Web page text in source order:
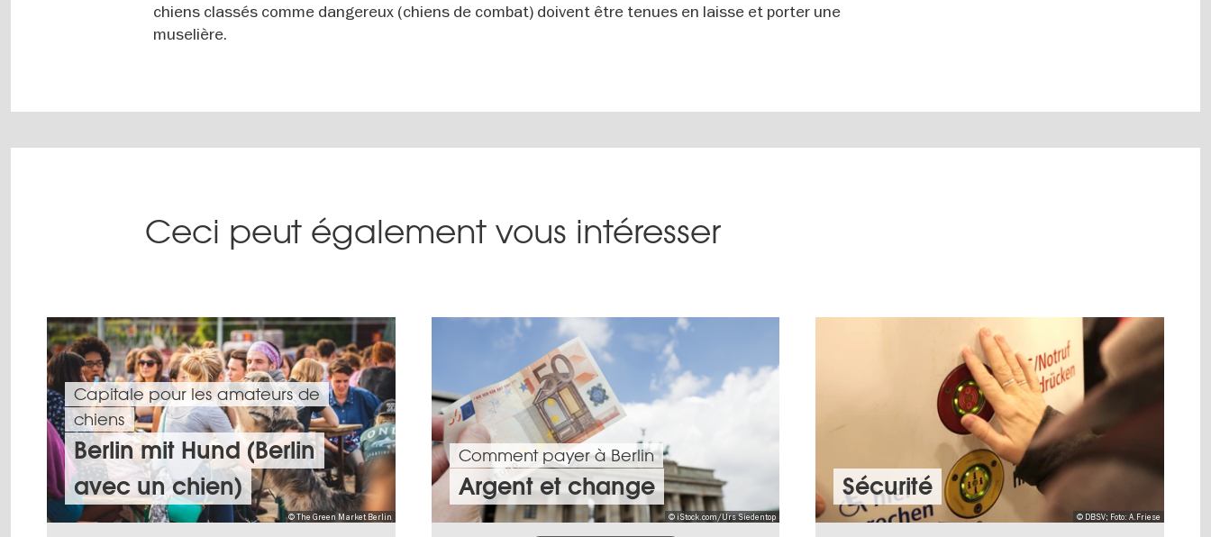
chiens classés comme dangereux (chiens de combat) doivent être tenues en laisse et porter une
muselière.
Ceci peut également vous intéresser
© The Green Market Berlin
Capitale pour les amateurs de
chiens
Berlin mit Hund (Berlin
avec un chien)
© iStock.com/Urs Siedentop
Comment payer à Berlin
Argent et change
© DBSV; Foto: A.Friese
Sécurité